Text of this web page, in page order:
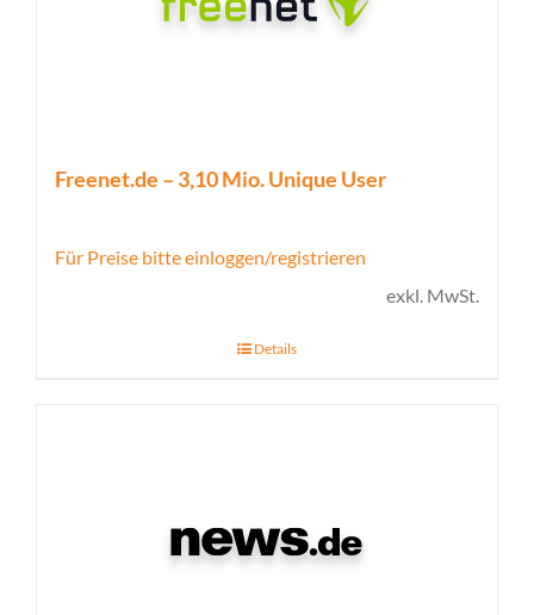
Freenet.de – 3,10 Mio. Unique User
Für Preise bitte einloggen/registrieren
exkl. MwSt.
Details